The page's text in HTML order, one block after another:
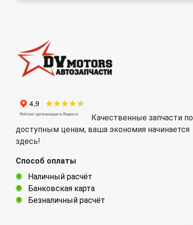
Качественные запчасти по
доступным ценам, ваша экономия начинается
здесь!
Способ оплаты
Наличный расчёт
Банковская карта
Безналичный расчёт